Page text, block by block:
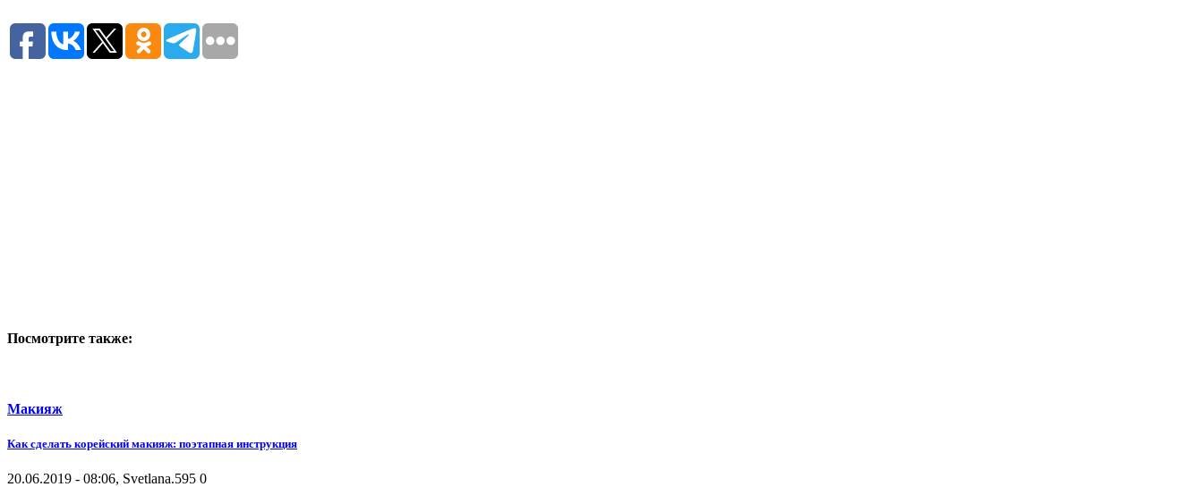
Посмотрите также:
Макияж
Как сделать корейский макияж: поэтапная инструкция
20.06.2019 - 08:06, Svetlana.595 0